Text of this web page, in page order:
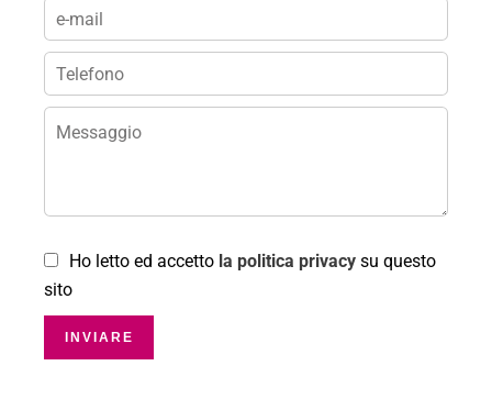
Ho letto ed accetto la politica privacy su questo
sito
INVIARE